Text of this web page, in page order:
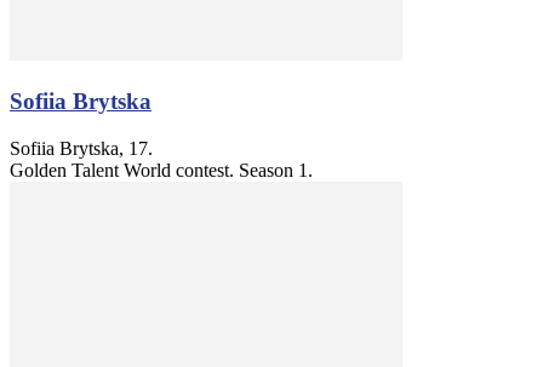
Sofiia Brytska
Sofiia Brytska, 17.
Golden Talent World contest. Season 1.